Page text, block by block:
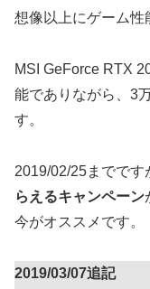
想像以上にゲーム性
MSI GeForce RTX
能でありながら、3
す。
2019/02/25までです
らえるキャンペーン
今がオススメです。
2019/03/07追記